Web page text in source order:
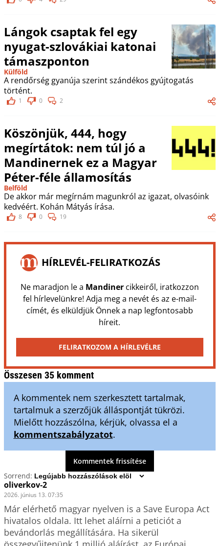
Lángok csaptak fel egy
nyugat-szlovákiai katonai
támaszponton
Külföld
A rendőrség gyanúja szerint szándékos gyújtogatás
történt.
1 0 2
Köszönjük, 444, hogy
megírtátok: nem túl jó a
Mandinernek ez a Magyar
Péter-féle államosítás
Belföld
De akkor már megírnám magunkról az igazat, olvasóink
kedvéért. Kohán Mátyás írása.
8 0 19
HÍRLEVÉL-FELIRATKOZÁS
Ne maradjon le a Mandinercikkeiről, iratkozzon
fel hírlevelünkre! Adja meg a nevét és az e-mail-
címét, és elküldjük Önnek a nap legfontosabb
híreit.
FELIRATKOZOM A HÍRLEVÉLRE
Összesen 35 komment
A kommentek nem szerkesztett tartalmak,
tartalmuk a szerzőjük álláspontját tükrözi.
Mielőtt hozzászólna, kérjük, olvassa el a
kommentszabályzatot.
Kommentek frissítése
Sorrend:
oliverkov-2
2026. június 13. 07:35
Már elérhető magyar nyelven is a Save Europa Act
hivatalos oldala. Itt lehet aláírni a peticiót a
bevándorlás megállítására. Ha sikerül